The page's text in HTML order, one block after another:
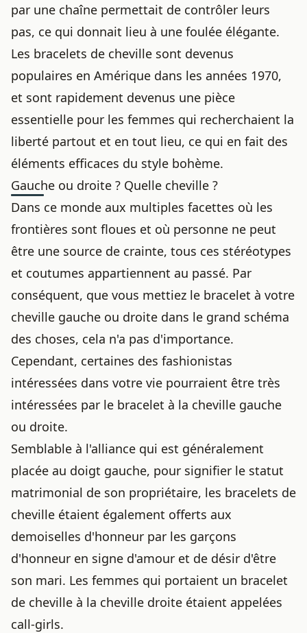
par une chaîne permettait de contrôler leurs
pas, ce qui donnait lieu à une foulée élégante.
Les bracelets de cheville sont devenus
populaires en Amérique dans les années 1970,
et sont rapidement devenus une pièce
essentielle pour les femmes qui recherchaient la
liberté partout et en tout lieu, ce qui en fait des
éléments efficaces du style bohème.
Gauche ou droite ? Quelle cheville ?
Dans ce monde aux multiples facettes où les
frontières sont floues et où personne ne peut
être une source de crainte, tous ces stéréotypes
et coutumes appartiennent au passé. Par
conséquent, que vous mettiez le bracelet à votre
cheville gauche ou droite dans le grand schéma
des choses, cela n'a pas d'importance.
Cependant, certaines des fashionistas
intéressées dans votre vie pourraient être très
intéressées par le bracelet à la cheville gauche
ou droite.
Semblable à l'alliance qui est généralement
placée au doigt gauche, pour signifier le statut
matrimonial de son propriétaire, les bracelets de
cheville étaient également offerts aux
demoiselles d'honneur par les garçons
d'honneur en signe d'amour et de désir d'être
son mari. Les femmes qui portaient un bracelet
de cheville à la cheville droite étaient appelées
call-girls.